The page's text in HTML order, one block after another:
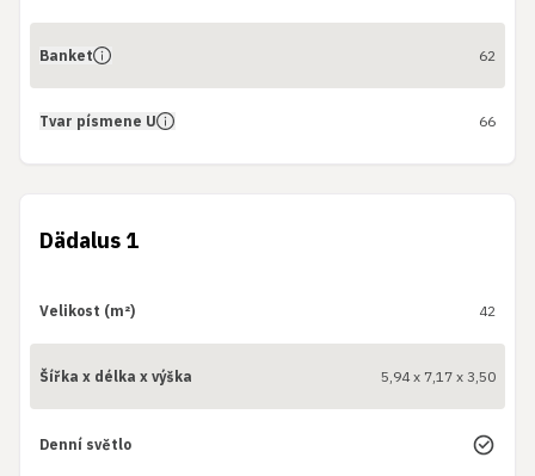
Banket 62
Tvar písmene U 66
Dädalus 1
Velikost (m²) 42
Šířka x délka x výška 5,94 x 7,17 x 3,50
Denní světlo